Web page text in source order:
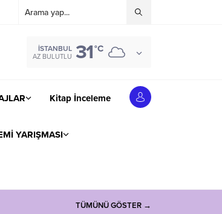
İSTANBUL
AZ BULUTLU 31°C
Kitap İnceleme
YARIŞMASI
TÜMÜNÜ GÖSTER →